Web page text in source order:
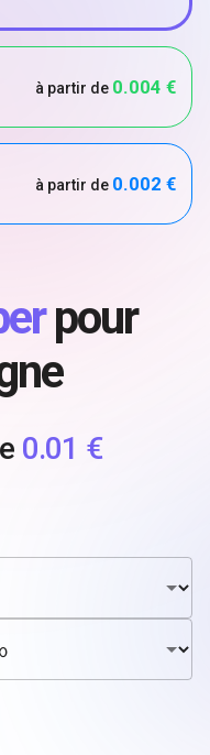
à partir de 0.004 €
à partir de 0.002 €
pour
0.01 €